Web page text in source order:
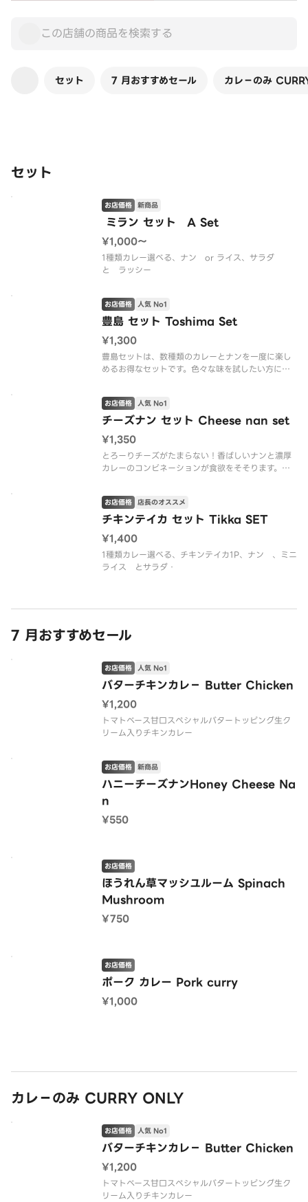
セット 7 月おすすめセール カレ−のみ
セット
️ ミラン セット A Set
お店価格 新商品
¥1,000〜
1種類カレー選べる、ナン or ライス、サラダ
と ラッシー
豊島 セット Toshima Set
お店価格 人気 No1
¥1,300
豊島セットは、数種類のカレーとナンを一度に楽し
めるお得なセットです。色々な味を試したい方にお
チーズナン セット Cheese nan set
お店価格 人気 No1
¥1,350
とろーりチーズがたまらない！香ばしいナンと濃厚
カレーのコンビネーションが食欲をそそります。ラ
チキンテイカ セット Tikka SET
お店価格 店長のオススメ
¥1,400
1種類カレー選べる、チキンテイカ1P、ナン 、ミニ
ライス とサラダ・
7 月おすすめセール
バターチキンカレ− Butter Chicken
お店価格 人気 No1
¥1,200
トマトベース甘口スペシャルバタートッピング生ク
リーム入りチキンカレー
ハニーチーズナンHoney Cheese Na
n
お店価格 新商品
¥550
ほうれん草マッシユルーム Spinach
Mushroom
お店価格
¥750
ポーク カレー Pork curry
お店価格
¥1,000
カレ−のみ CURRY ONLY
バターチキンカレ− Butter Chicken
お店価格 人気 No1
¥1,200
トマトベース甘口スペシャルバタートッピング生ク
リーム入りチキンカレー